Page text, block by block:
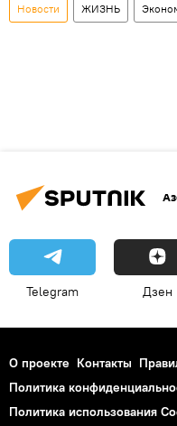
Новости ЖИЗНЬ
Telegram Дзен
О проекте Контакты
Политика
Политика использования